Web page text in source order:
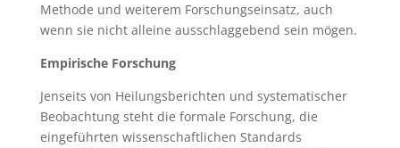
Methode und weiterem Forschungseinsatz, auch
wenn sie nicht alleine ausschlaggebend sein mögen.
Empirische Forschung
Jenseits von Heilungsberichten und systematischer
Beobachtung steht die formale Forschung, die
eingeführten wissenschaftlichen Standards